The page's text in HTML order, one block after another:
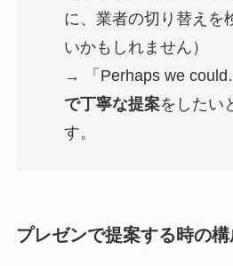
に、業者の切り替えを
いかもしれません）
→ 「Perhaps we
で丁寧な提案をしたい
す。
プレゼンで提案する時の